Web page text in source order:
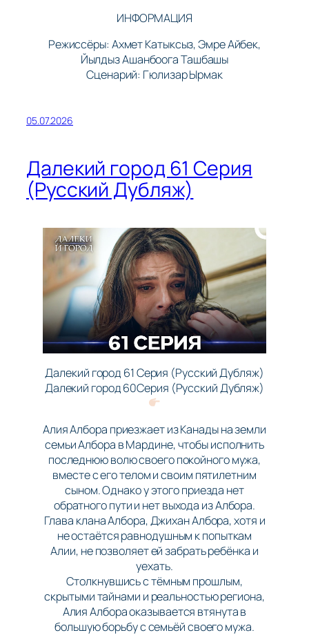
ИНФОРМАЦИЯ
Режиссёры: Ахмет Катыксыз, Эмре Айбек,
Йылдыз Ашанбоога Ташбашы
Сценарий: Гюлизар Ырмак
05.07.2026
Далекий город 61 Серия
(Русский Дубляж)
Далекий город 61 Серия (Русский Дубляж)
Далекий город 60Серия (Русский Дубляж)
Алия Албора приезжает из Канады на земли
семьи Албора в Мардине, чтобы исполнить
последнюю волю своего покойного мужа,
вместе с его телом и своим пятилетним
сыном. Однако у этого приезда нет
обратного пути и нет выхода из Албора.
Глава клана Албора, Джихан Албора, хотя и
не остаётся равнодушным к попыткам
Алии, не позволяет ей забрать ребёнка и
уехать.
Столкнувшись с тёмным прошлым,
скрытыми тайнами и реальностью региона,
Алия Албора оказывается втянута в
большую борьбу с семьёй своего мужа.